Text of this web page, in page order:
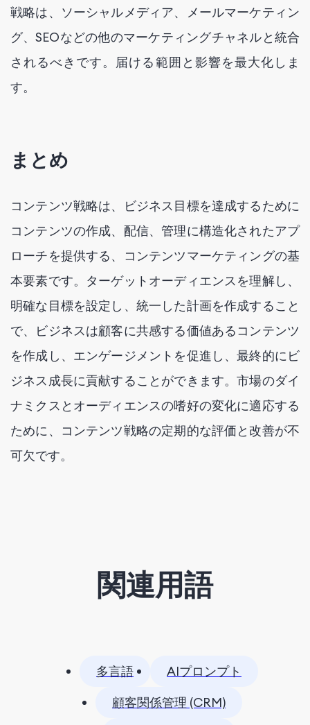
戦略は、ソーシャルメディア、メールマーケティン
グ、SEOなどの他のマーケティングチャネルと統合
されるべきです。届ける範囲と影響を最大化しま
す。
まとめ
コンテンツ戦略は、ビジネス目標を達成するために
コンテンツの作成、配信、管理に構造化されたアプ
ローチを提供する、コンテンツマーケティングの基
本要素です。ターゲットオーディエンスを理解し、
明確な目標を設定し、統一した計画を作成すること
で、ビジネスは顧客に共感する価値あるコンテンツ
を作成し、エンゲージメントを促進し、最終的にビ
ジネス成長に貢献することができます。市場のダイ
ナミクスとオーディエンスの嗜好の変化に適応する
ために、コンテンツ戦略の定期的な評価と改善が不
可欠です。
関連用語
多言語
AIプロンプト
顧客関係管理 (CRM)